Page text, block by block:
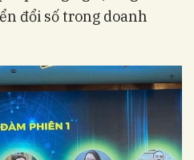
đổi số trong doanh